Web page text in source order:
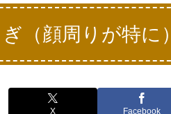
（顔周りが特に）
X Facebook